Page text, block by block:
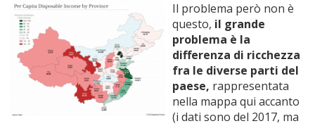
Il problema però non è
questo, il grande
problema è la
differenza di ricchezza
fra le diverse parti del
paese, rappresentata
nella mappa qui accanto
(i dati sono del 2017, ma